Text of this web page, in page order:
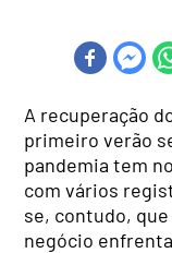
A recuperação
primeiro verão
pandemia tem
com vários
se, contudo,
negócio